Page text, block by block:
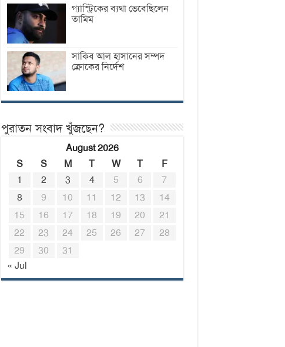
গ্যাস্ট্রিকের ব্যথা ভেবেছিলেন
তামিম
সাকিব আল হাসানের সম্পদ
ক্রোকের নির্দেশ
পুরাতন সংবাদ খুঁজছেন?
August 2026
S
S M T W T
F
1
2 3 4 5 6
7
8
9 10 11 12 13
14
15
16 17 18 19 20
21
22
23 24 25 26 27
28
29
30
31
« Jul